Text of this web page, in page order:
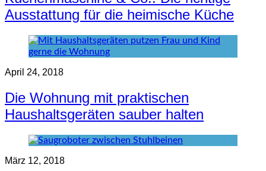
Ausstattung für die heimische Küche
April 24, 2018
Die Wohnung mit praktischen
Haushaltsgeräten sauber halten
März 12, 2018